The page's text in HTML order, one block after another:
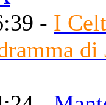
- I
di